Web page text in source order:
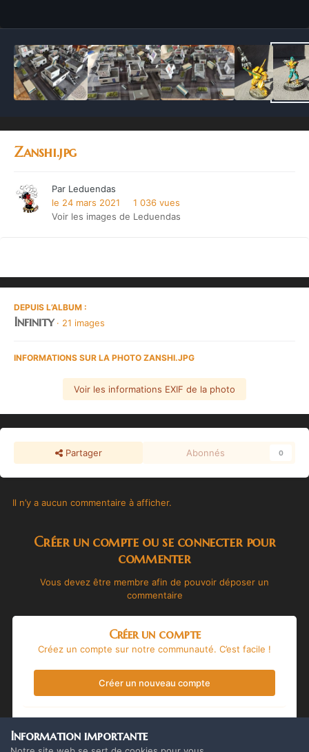
Zanshi.jpg
Par Leduendas
le 24 mars 2021
1 036 vues
Voir les images de Leduendas
DEPUIS L’ALBUM :
Infinity · 21 images
INFORMATIONS SUR LA PHOTO ZANSHI.JPG
Voir les informations EXIF de la photo
Partager Abonnés 0
Il n’y a aucun commentaire à afficher.
Créer un compte ou se connecter pour
commenter
Vous devez être membre afin de pouvoir déposer un
commentaire
Créer un compte
Créez un compte sur notre communauté. C’est facile !
Créer un nouveau compte
Vous avez déjà un compte ? Connectez-vous ici.
Information importante